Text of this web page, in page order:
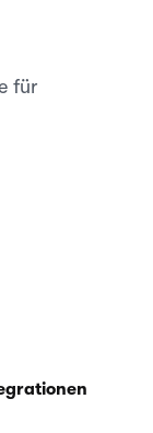
für